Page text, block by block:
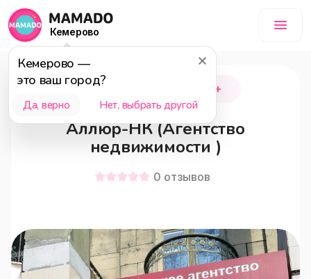
Кемерово
Кемерово —
это ваш город?
Да, верно Нет, выбрать другой
Новокузнецк 18+
Аллюр-НК (Агентство
недвижимости )
0 отзывов